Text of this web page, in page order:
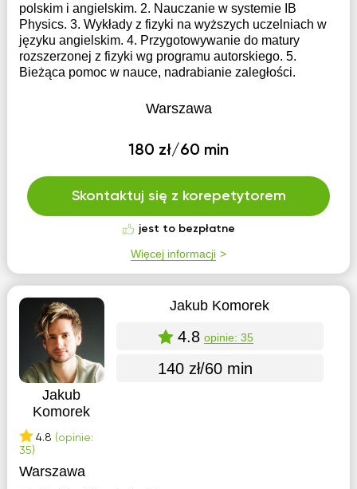
polskim i angielskim. 2. Nauczanie w systemie IB
Physics. 3. Wykłady z fizyki na wyższych uczelniach w
języku angielskim. 4. Przygotowywanie do matury
rozszerzonej z fizyki wg programu autorskiego. 5.
Bieżąca pomoc w nauce, nadrabianie zaległości.
Warszawa
180 zł/60 min
Skontaktuj się z korepetytorem
jest to bezpłatne
Więcej informacji
Jakub
Komorek
4.8 (opinie:
35)
Jakub Komorek
4.8 opinie: 35
140 zł/60 min
Warszawa